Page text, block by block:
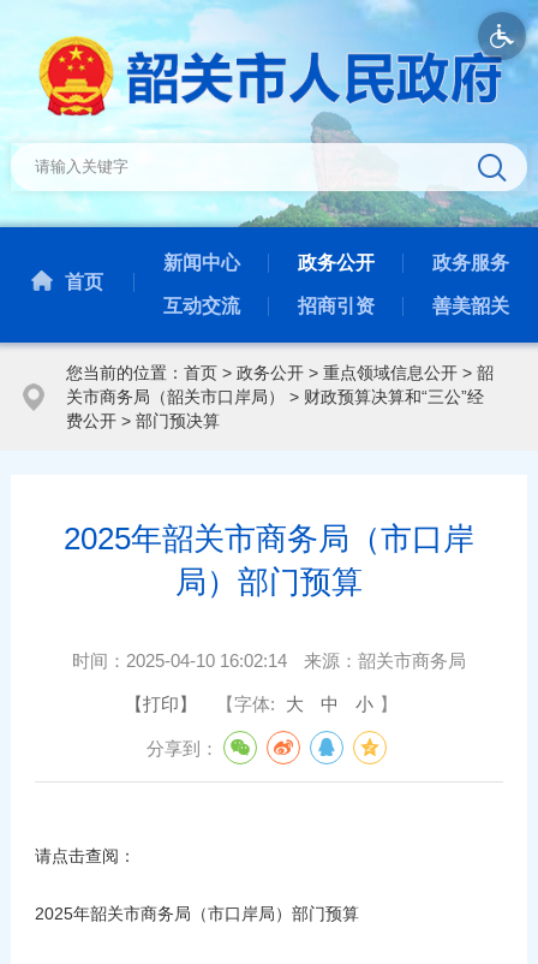
首页
新闻中心 政务公开 政务服务
互动交流 招商引资 善美韶关
您当前的位置： 首页> 政务公开> 重点领域信息公开> 韶
关市商务局（韶关市口岸局）
> 财政预算决算和“三公”经
费公开> 部门预决算
2025年韶关市商务局（市口岸
局）部门预算
时间： 2025-04-10 16:02:14 来源： 韶关市商务局
【打印】 【字体: 大 中 小 】
分享到：
请点击查阅：
2025年韶关市商务局（市口岸局）部门预算